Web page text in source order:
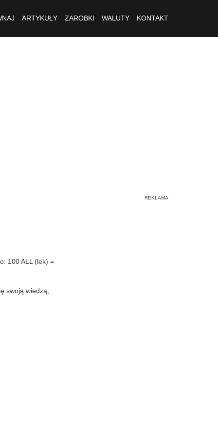
ARTYKUŁY ZAROBKI WALUTY KONTAKT
100 ALL (lek) =
swoją wiedzą,